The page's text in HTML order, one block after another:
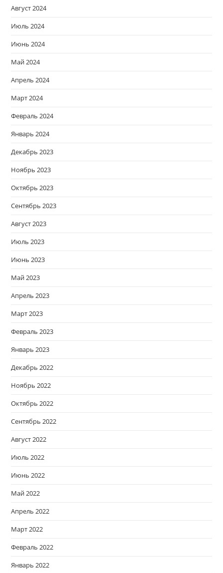
Август 2024
Июль 2024
Июнь 2024
Май 2024
Апрель 2024
Март 2024
Февраль 2024
Январь 2024
Декабрь 2023
Ноябрь 2023
Октябрь 2023
Сентябрь 2023
Август 2023
Июль 2023
Июнь 2023
Май 2023
Апрель 2023
Март 2023
Февраль 2023
Январь 2023
Декабрь 2022
Ноябрь 2022
Октябрь 2022
Сентябрь 2022
Август 2022
Июль 2022
Июнь 2022
Май 2022
Апрель 2022
Март 2022
Февраль 2022
Январь 2022